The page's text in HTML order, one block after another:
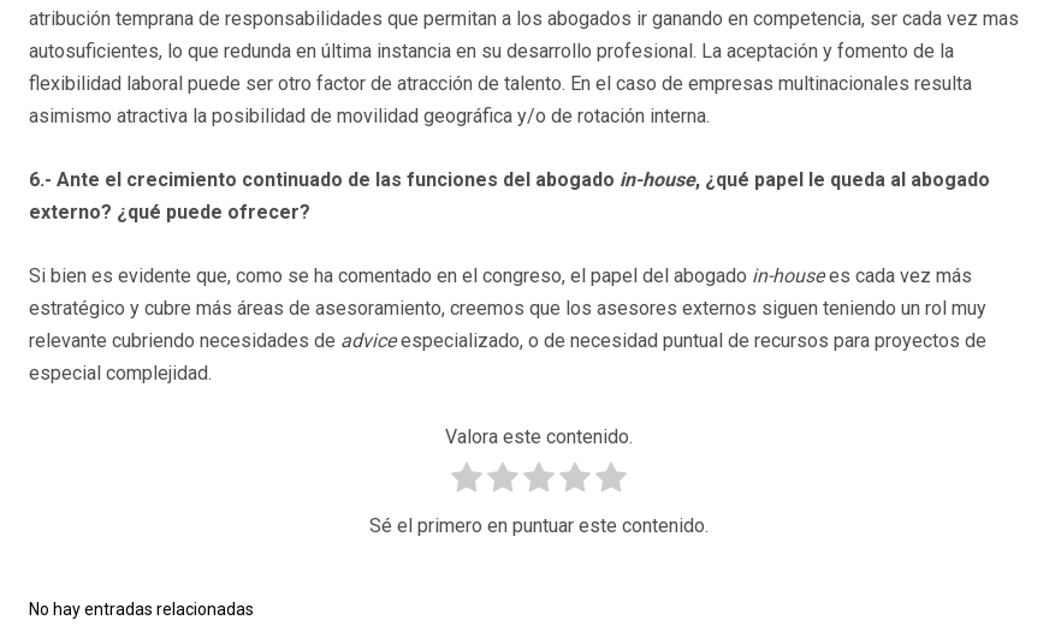
atribución temprana de responsabilidades que permitan a los abogados ir ganando en competencia, ser cada vez mas
autosuficientes, lo que redunda en última instancia en su desarrollo profesional. La aceptación y fomento de la
flexibilidad laboral puede ser otro factor de atracción de talento. En el caso de empresas multinacionales resulta
asimismo atractiva la posibilidad de movilidad geográfica y/o de rotación interna.
6.- Ante el crecimiento continuado de las funciones del abogado in-house, ¿qué papel le queda al abogado
externo? ¿qué puede ofrecer?
Si bien es evidente que, como se ha comentado en el congreso, el papel del abogado in-housees cada vez más
estratégico y cubre más áreas de asesoramiento, creemos que los asesores externos siguen teniendo un rol muy
relevante cubriendo necesidades de adviceespecializado, o de necesidad puntual de recursos para proyectos de
especial complejidad.
Valora este contenido.
Sé el primero en puntuar este contenido.
No hay entradas relacionadas